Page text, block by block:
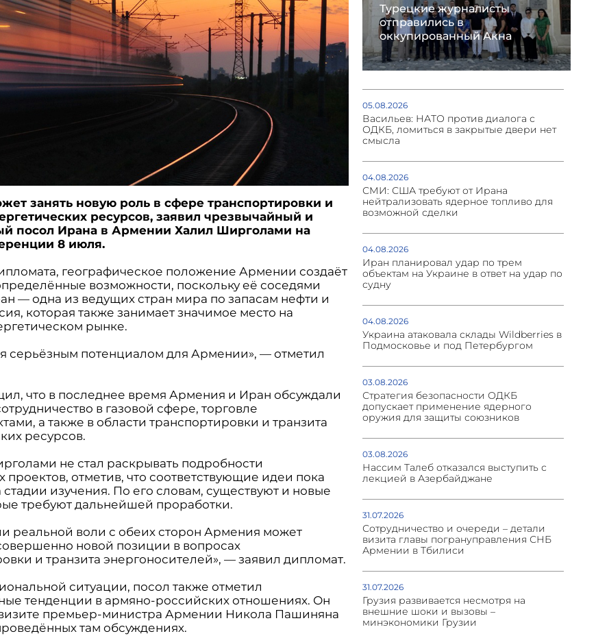
занять новую роль в сфере транспортировки и
ресурсов, заявил чрезвычайный и
посол Ирана в Армении Халил Ширголами на
8 июля.
географическое положение Армении создаёт
возможности, поскольку её соседями
— одна из ведущих стран мира по запасам нефти и
которая также занимает значимое место на
рынке.
серьёзным потенциалом для Армении», — отметил
что в последнее время Армения и Иран обсуждали
в газовой сфере, торговле
а также в области транспортировки и транзита
ресурсов.
не стал раскрывать подробности
проектов, отметив, что соответствующие идеи пока
стадии изучения. По его словам, существуют и новые
требуют дальнейшей проработки.
реальной воли с обеих сторон Армения может
новой позиции в вопросах
и транзита энергоносителей», — заявил дипломат.
ситуации, посол также отметил
тенденции в армяно-российских отношениях. Он
премьер-министра Армении Никола Пашиняна
там обсуждениях.
Турецкие журналисты
отправились в
оккупированный Акна
05.08.2026
Васильев: НАТО против диалога с
ОДКБ, ломиться в закрытые двери нет
смысла
04.08.2026
СМИ: США требуют от Ирана
нейтрализовать ядерное топливо для
возможной сделки
04.08.2026
Иран планировал удар по трем
объектам на Украине в ответ на удар по
судну
04.08.2026
Украина атаковала склады Wildberries в
Подмосковье и под Петербургом
03.08.2026
Стратегия безопасности ОДКБ
допускает применение ядерного
оружия для защиты союзников
03.08.2026
Нассим Талеб отказался выступить с
лекцией в Азербайджане
31.07.2026
Сотрудничество и очереди – детали
визита главы погрануправления СНБ
Армении в Тбилиси
31.07.2026
Грузия развивается несмотря на
внешние шоки и вызовы –
минэкономики Грузии